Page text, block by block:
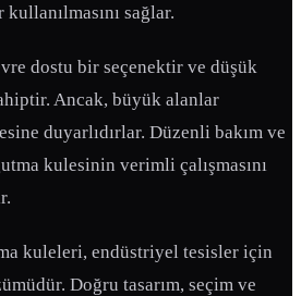
sağlar.
dostu bir seçenektir ve düşük
Ancak, büyük alanlar
duyarlıdırlar. Düzenli bakım ve
kulesinin verimli çalışmasını
kuleleri, endüstriyel tesisler için
Doğru tasarım, seçim ve